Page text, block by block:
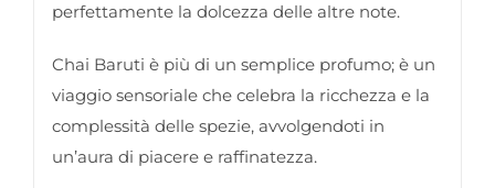
perfettamente la dolcezza delle altre note.
Chai Baruti è più di un semplice profumo; è un
viaggio sensoriale che celebra la ricchezza e la
complessità delle spezie, avvolgendoti in
un’aura di piacere e raffinatezza.